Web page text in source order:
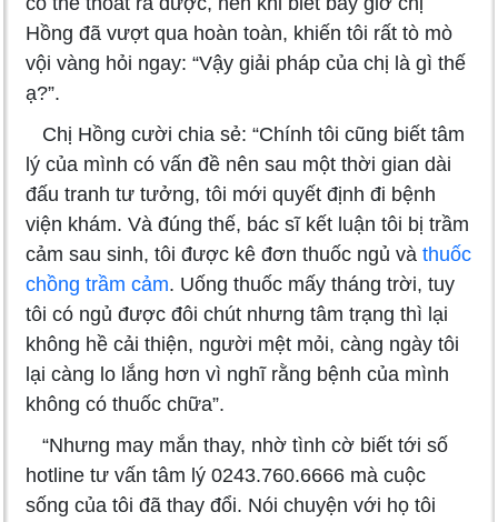
Hồng đã vượt qua hoàn toàn, khiến tôi rất tò mò
vội vàng hỏi ngay: “Vậy giải pháp của chị là gì thế
ạ?”.
Chị Hồng cười chia sẻ: “Chính tôi cũng biết tâm
lý của mình có vấn đề nên sau một thời gian dài
đấu tranh tư tưởng, tôi mới quyết định đi bệnh
viện khám. Và đúng thế, bác sĩ kết luận tôi bị trầm
cảm sau sinh, tôi được kê đơn thuốc ngủ và thuốc
chồng trầm cảm. Uống thuốc mấy tháng trời, tuy
tôi có ngủ được đôi chút nhưng tâm trạng thì lại
không hề cải thiện, người mệt mỏi, càng ngày tôi
lại càng lo lắng hơn vì nghĩ rằng bệnh của mình
không có thuốc chữa”.
“Nhưng may mắn thay, nhờ tình cờ biết tới số
hotline tư vấn tâm lý 0243.760.6666 mà cuộc
sống của tôi đã thay đổi. Nói chuyện với họ tôi